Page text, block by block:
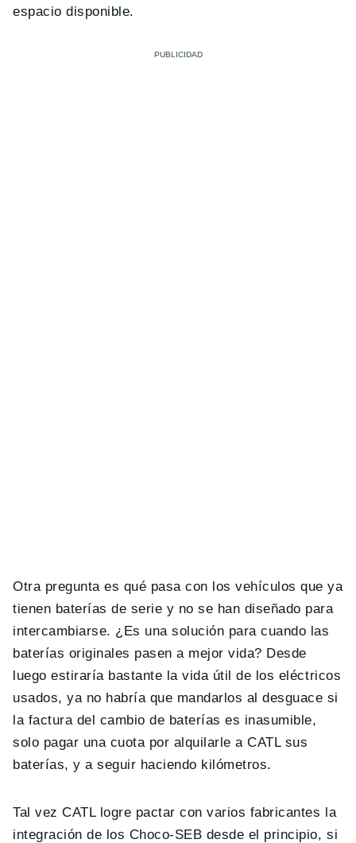
espacio disponible.
Otra pregunta es qué pasa con los vehículos que ya
tienen baterías de serie y no se han diseñado para
intercambiarse. ¿Es una solución para cuando las
baterías originales pasen a mejor vida? Desde
luego estiraría bastante la vida útil de los eléctricos
usados, ya no habría que mandarlos al desguace si
la factura del cambio de baterías es inasumible,
solo pagar una cuota por alquilarle a CATL sus
baterías, y a seguir haciendo kilómetros.
Tal vez CATL logre pactar con varios fabricantes la
integración de los Choco-SEB desde el principio, si